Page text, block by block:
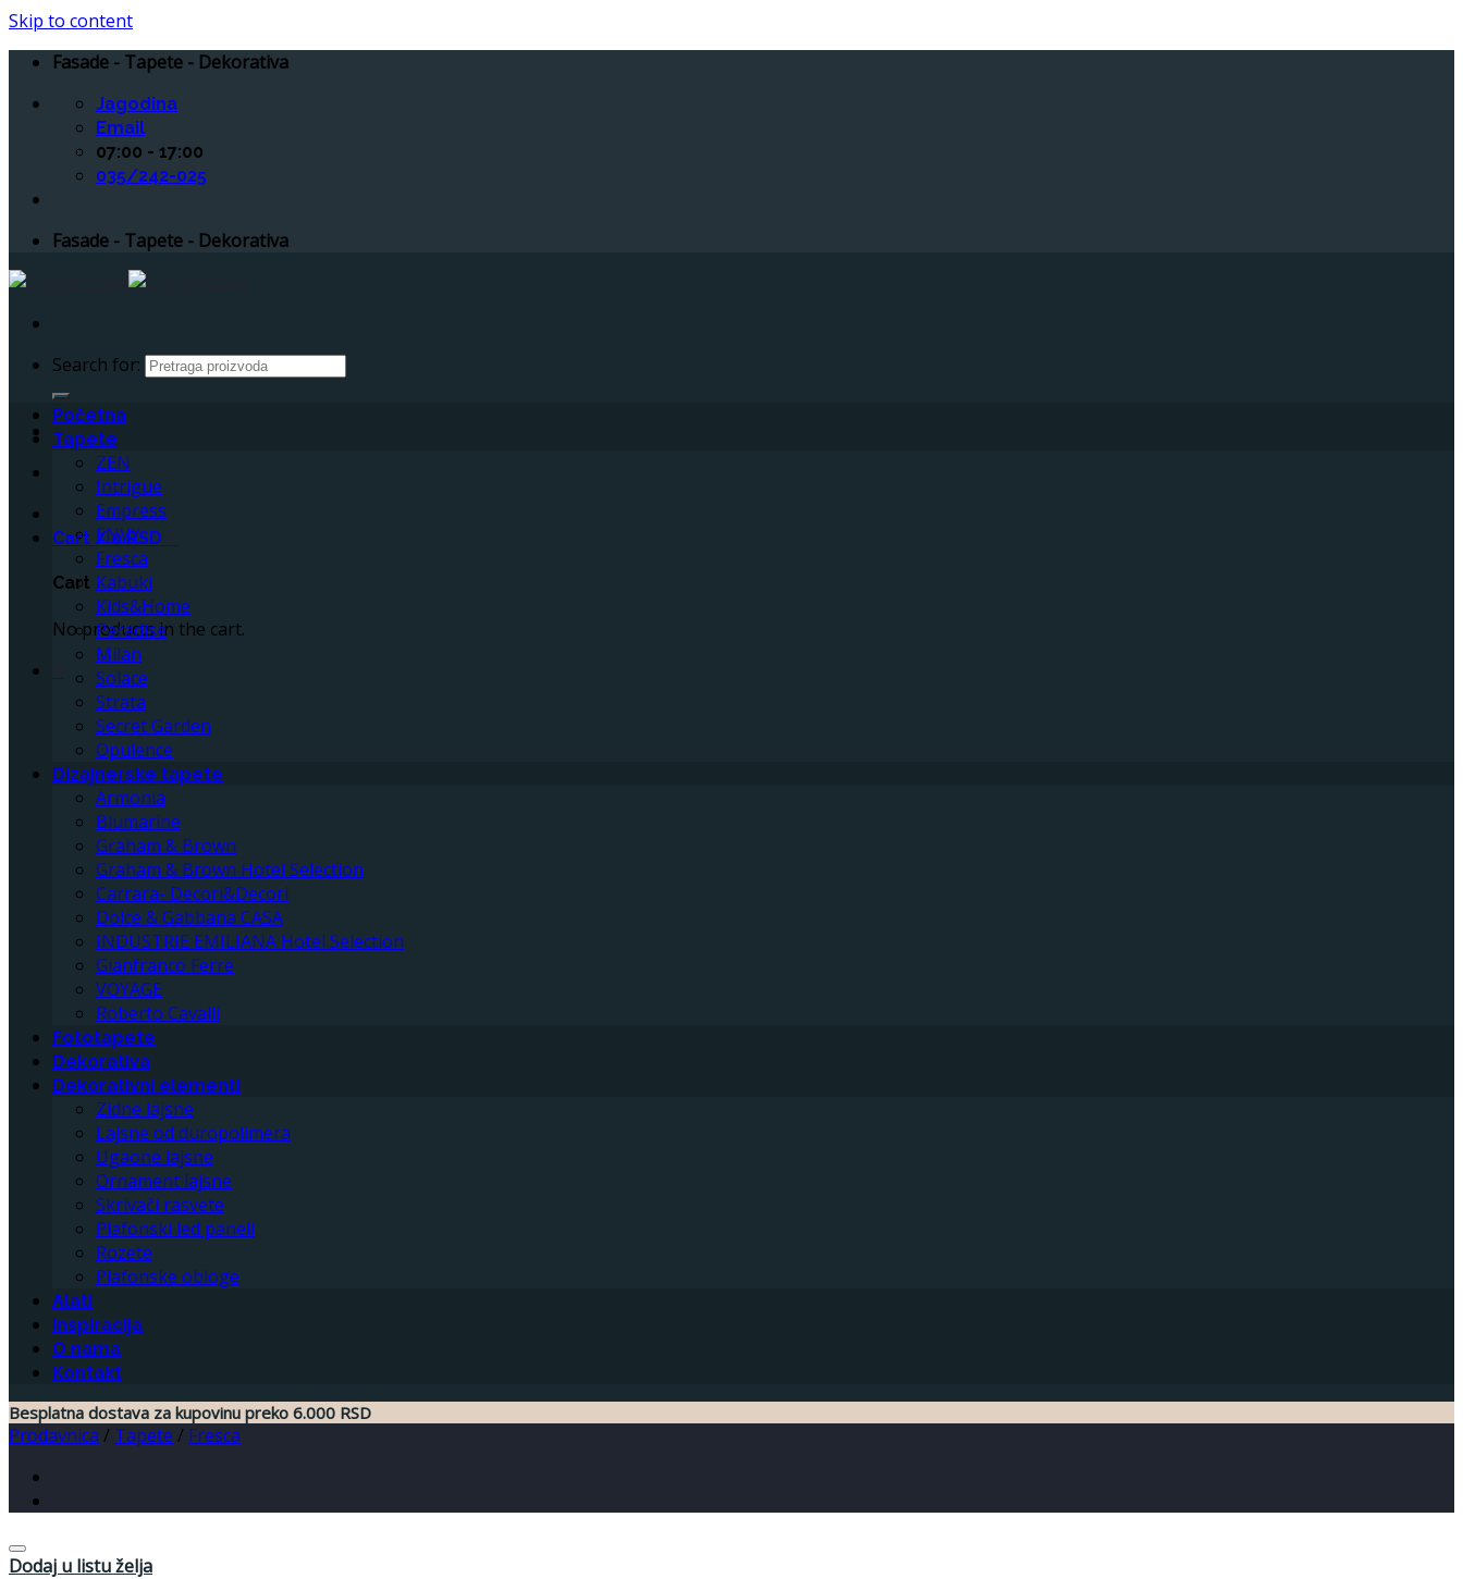
Skip to content
Fasade - Tapete - Dekorativa
Jagodina
Email
07:00 - 17:00
035/242-025
Fasade - Tapete - Dekorativa
Search for:
Cart /0RSD
Cart
No products in the cart.
Početna
Tapete
ZEN
Intrigue
Empress
ENVY
Fresca
Kabuki
Kids&Home
Paradise
Milan
Solace
Strata
Secret Garden
Opulence
Dizajnerske tapete
Armonia
Blumarine
Graham & Brown
Graham & Brown Hotel Selection
Carrara- Decori&Decori
Dolce & Gabbana CASA
INDUSTRIE EMILIANA Hotel Selection
Gianfranco Ferre
VOYAGE
Roberto Cavalli
Fototapete
Dekorativa
Dekorativni elementi
Zidne lajsne
Lajsne od duropolimera
Ugaone lajsne
Ornament lajsne
Skrivači rasvete
Plafonski led paneli
Rozete
Plafonske obloge
Alati
Inspiracija
O nama
Kontakt
Besplatna dostava za kupovinu preko 6.000 RSD
Prodavnica / Tapete / Fresca
Dodaj u listu želja